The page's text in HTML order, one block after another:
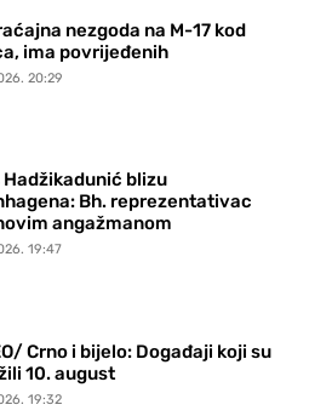
nezgoda na M-17 kod
ima povrijeđenih
20:29
Hadžikadunić blizu
Bh. reprezentativac
angažmanom
19:47
Crno i bijelo: Događaji koji su
10. august
19:32